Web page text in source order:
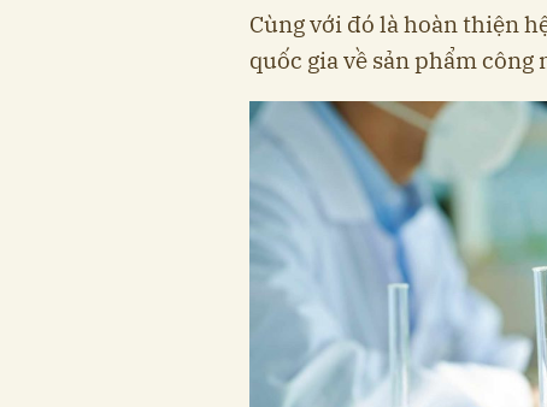
Cùng với đó là hoàn thiện
quốc gia về sản phẩm công